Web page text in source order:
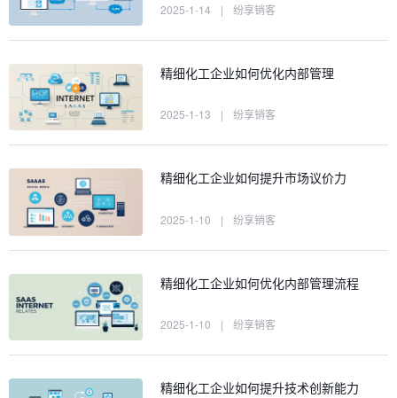
2025-1-14 | 纷享销客
精细化工企业如何优化内部管理
2025-1-13 | 纷享销客
精细化工企业如何提升市场议价力
2025-1-10 | 纷享销客
精细化工企业如何优化内部管理流程
2025-1-10 | 纷享销客
精细化工企业如何提升技术创新能力